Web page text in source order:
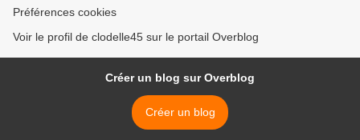
Préférences cookies
Voir le profil de clodelle45 sur le portail Overblog
Créer un blog sur Overblog
Créer un blog